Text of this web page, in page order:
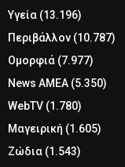
Υγεία (13.196)
Περιβάλλον (10.787)
Ομορφιά (7.977)
News ΑΜΕΑ (5.350)
WebTV (1.780)
Μαγειρική (1.605)
Ζώδια (1.543)